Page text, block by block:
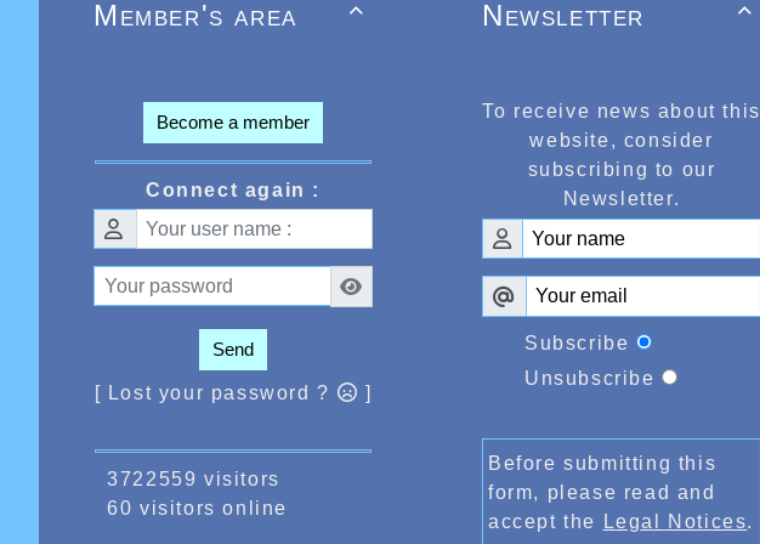

Member's area
Become a member
Connect again :
Send
[ Lost your password ? ]
3722559 visitors
60 visitors online

Newsletter
To receive news about this
website, consider
subscribing to our
Newsletter.
Subscribe
Unsubscribe
Before submitting this
form, please read and
accept the
Legal Notices.